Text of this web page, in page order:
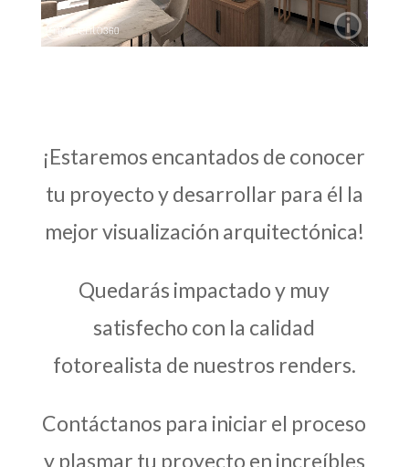
¡Estaremos encantados de conocer
tu proyecto y desarrollar para él la
mejor visualización arquitectónica!
Quedarás impactado y muy
satisfecho con la calidad
fotorealista de nuestros renders.
Contáctanos para iniciar el proceso
y plasmar tu proyecto en increíbles